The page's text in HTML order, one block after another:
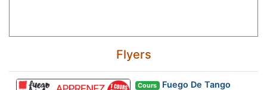
Flyers
Cours Fuego De Tango